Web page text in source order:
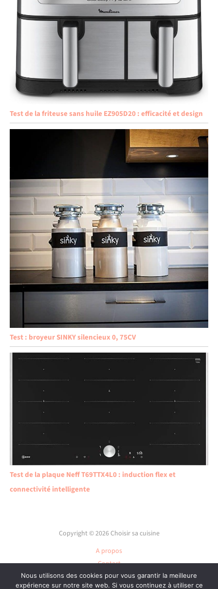
Test de la friteuse sans huile EZ905D20 : efficacité et design
Test : broyeur SINKY silencieux 0, 75CV
Test de la plaque Neff T69TTX4L0 : induction flex et
connectivité intelligente
Copyright © 2026 Choisir sa cuisine
A propos
Contact
Plan du site
Nous utilisons des cookies pour vous garantir la meilleure
expérience sur notre site web. Si vous continuez à utiliser ce